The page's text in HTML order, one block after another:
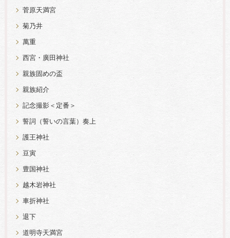
菅原天満宮
菊乃井
萬重
西宮・廣田神社
親族固めの盃
親族紹介
記念撮影＜定番＞
誓詞（誓いの言葉）奏上
護王神社
豆寅
豊国神社
越木岩神社
車折神社
退下
道明寺天満宮